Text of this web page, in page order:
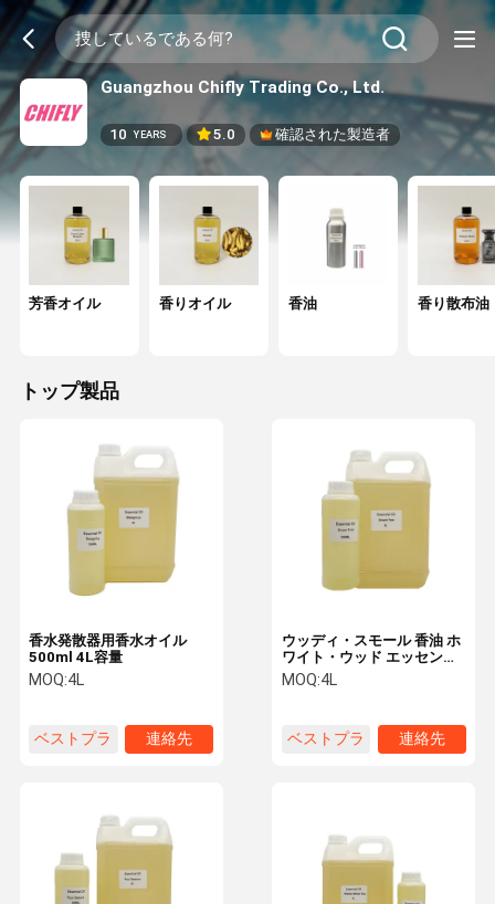
Guangzhou Chifly Trading Co., Ltd.
10 YEARS 5.0 確認された製造者
芳香オイル 香りオイル 香油 香り散布油
トップ製品
香水発散器用香水オイル
500ml 4L容量
MOQ:4L
ベストプラ
連絡先
ウッディ・スモール 香油 ホ
ワイト・ウッド エッセンシ
ャルオイル ホテル・ホー
ム・カー・フレグランス
MOQ:4L
ベストプラ
連絡先